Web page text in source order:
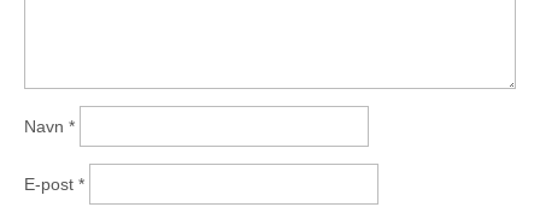
Navn *
E-post *